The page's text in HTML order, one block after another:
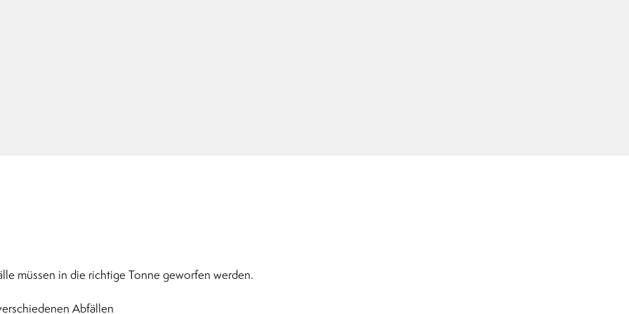
müssen in die richtige Tonne geworfen werden.
Abfällen